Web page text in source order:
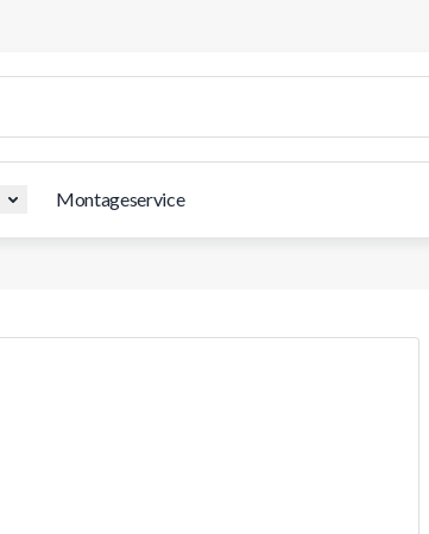
Montageservice